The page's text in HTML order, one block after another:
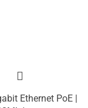
Ethernet PoE |